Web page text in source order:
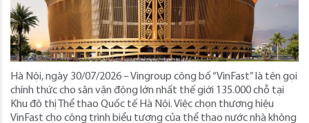
Hà Nội, ngày 30/07/2026 – Vingroup công bố “VinFast” là tên gọi
chính thức cho sân vận động lớn nhất thế giới 135.000 chỗ tại
Khu đô thị Thể thao Quốc tế Hà Nội. Việc chọn thương hiệu
VinFast cho công trình biểu tượng của thể thao nước nhà không